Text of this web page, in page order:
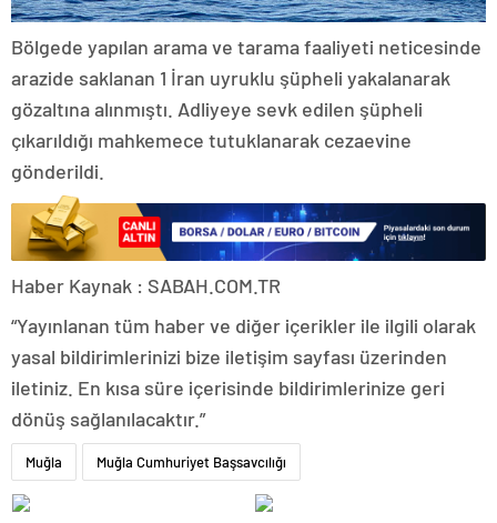
Bölgede yapılan arama ve tarama faaliyeti neticesinde
arazide saklanan 1 İran uyruklu şüpheli yakalanarak
gözaltına alınmıştı. Adliyeye sevk edilen şüpheli
çıkarıldığı mahkemece tutuklanarak cezaevine
gönderildi.
Haber Kaynak : SABAH.COM.TR
“Yayınlanan tüm haber ve diğer içerikler ile ilgili olarak
yasal bildirimlerinizi bize iletişim sayfası üzerinden
iletiniz. En kısa süre içerisinde bildirimlerinize geri
dönüş sağlanılacaktır.”
Muğla Muğla Cumhuriyet Başsavcılığı